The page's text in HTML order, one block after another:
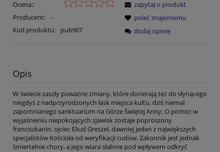
Ocena::
Producent: -
Kod produktu:
pub907
zapytaj o produkt
poleć znajomemu
dodaj opinię
Opis
W świecie zaszły poważne zmiany, które docierają też do słynącego
niegdyś z nadprzyrodzonych łask miejsca kultu, dziś niemal
zapomnianego sanktuarium na Górze Świętej Anny. O pomoc w
wyjaśnieniu niepokojących zjawisk zostaje poproszony
franciszkanin, ojciec Eliud Greszel, dawniej jeden z największych
specjalistów Kościoła od weryfikacji cudów. Zakonnik jest jednak
śmiertelnie chory, a jego wiara słabnie pod wpływem odkryć